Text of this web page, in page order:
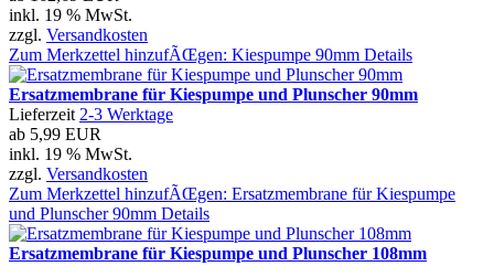
inkl. 19 % MwSt.
zzgl. Versandkosten
Zum Merkzettel hinzufÃŒgen: Kiespumpe 90mm Details
Ersatzmembrane für Kiespumpe und Plunscher 90mm
Lieferzeit2-3 Werktage
ab 5,99 EUR
inkl. 19 % MwSt.
zzgl. Versandkosten
Zum Merkzettel hinzufÃŒgen: Ersatzmembrane für Kiespumpe
und Plunscher 90mm Details
Ersatzmembrane für Kiespumpe und Plunscher 108mm